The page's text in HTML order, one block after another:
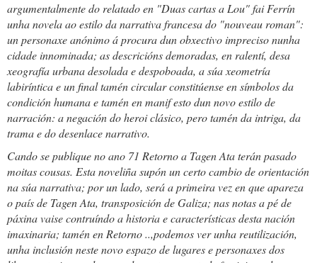
argumentalmente do relatado en "Duas cartas a Lou" fai Ferrín
unha novela ao estilo da narrativa francesa do "nouveau roman":
un personaxe anónimo á procura dun obxectivo impreciso nunha
cidade innominada; as descricións demoradas, en ralentí, desa
xeografía urbana desolada e despoboada, a súa xeometría
labiríntica e un final tamén circular constitúense en símbolos da
condición humana e tamén en manif esto dun novo estilo de
narración: a negación do heroi clásico, pero tamén da intriga, da
trama e do desenlace narrativo.
Cando se publique no ano 71 Retorno a Tagen Ataterán pasado
moitas cousas. Esta noveliña supón un certo cambio de orientación
na súa narrativa; por un lado, será a primeira vez en que apareza
o país de Tagen Ata, transposición de Galiza; nas notas a pé de
páxina vaise contruíndo a historia e características desta nación
imaxinaria; tamén en Retorno..,podemos ver unha reutilización,
unha inclusión neste novo espazo de lugares e personaxes dos